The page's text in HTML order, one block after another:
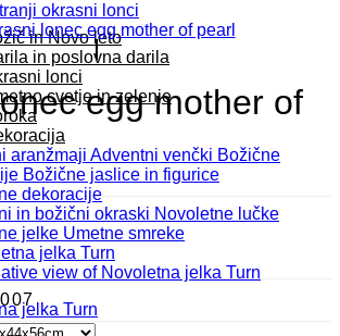
in Novo leto
in poslovna darila
lonci
cvetje in zelenje
aranžmaji Adventni venčki Božične
Božične jaslice in figurice
dekoracije
in božični okraski Novoletne lučke
jelke Umetne smreke
jelka Turn
okrasni lonci
egg mother of